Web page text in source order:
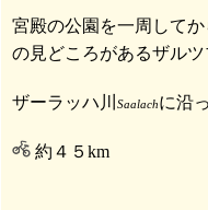
宮殿の公園を一周して
の見どころがあるザルツ
ザーラッハ川 Saalachに沿
約４５km